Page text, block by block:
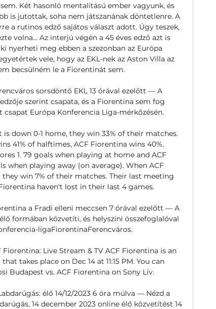
Két hasonló mentalitású ember vagyunk, és
is jutottak, soha nem játszanának döntetlenre. A
a rutinos edző sajátos választ adott. Úgy teszek,
volna... Az interjú végén a 45 éves edző azt is
nyerheti meg ebben a szezonban az Európa
vele, hogy az EKL-nek az Aston Villa az
becsülném le a Fiorentinát sem.
sorsdöntő EKL 13 órával ezelőtt — A
szerint csapata, és a Fiorentina sem fog
Európa Konferencia Liga-mérkőzésén.
down 0-1 home, they win 33% of their matches.
41% of halftimes, ACF Fiorentina wins 40%.
1. 79 goals when playing at home and ACF
when playing away (on average). When ACF
they win 7% of their matches. Their last meeting
haven't lost in their last 4 games.
a Fradi elleni meccsen 7 órával ezelőtt — A
formában közvetíti, és helyszíni összefoglalóval
ligaFiorentinaFerencváros.
Live Stream & TV ACF Fiorentina is an
takes place on Dec 14 at 11:15 PM. You can
Budapest vs. ACF Fiorentina on Sony Liv.
élő 14/12/2023 6 óra múlva — Nézd a
14 december 2023 online élő közvetítést 14